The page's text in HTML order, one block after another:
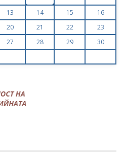
13 14 15
16
20 21 22
23
27 28 29
30